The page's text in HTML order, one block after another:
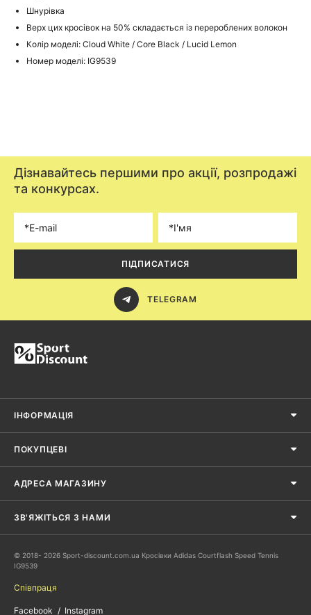
Шнурівка
Верх цих кросівок на 50% складається із перероблених волокон
Колір моделі: Cloud White / Core Black / Lucid Lemon
Номер моделі: IG9539
Дізнавайтесь першими про акції, розпродажі
та конкурсах.
ПІДПИСАТИСЯ
TELEGRAM
ІНФОРМАЦІЯ
ПОКУПЦЕВІ
АДРЕСА МАГАЗИНУ
ЗВ'ЯЖІТЬСЯ З НАМИ
© 2018- 2026 Sport-discount.com.ua Кросівки Adidas Courtflash Speed Tennis
IG9539
Співпраця
Facebook Instagram